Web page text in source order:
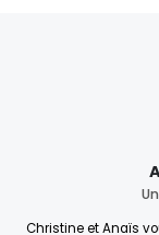
Christine et Anaïs